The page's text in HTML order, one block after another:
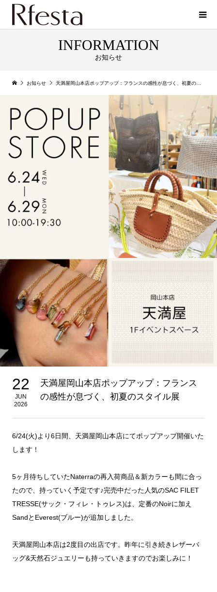
INFORMATION
お知らせ
お知らせ 天満屋岡山本店ポップアップ：フランスの感性が息づく、初夏のスタイル展
22
JUN
2026
天満屋岡山本店ポップアップ：フランス
の感性が息づく、初夏のスタイル展
6/24(火)より6日間、天満屋岡山本店にてポップアップ開催いた
します！
5ヶ月待ちしていたNaterraの再入荷商品＆新カラーも間に合っ
たので、持っていく予定です♪完売中だった人気のSAC FILET
TRESSE(サック・フィレ・トゥレス)は、定番のNoirに加え
SandとEverest(ブルー)が追加しました。
天満屋岡山本店は2度目の出店です。昨年に引き続きレザーバ
ッグ&天然石ジュエリーも持っていきますのでお楽しみに！